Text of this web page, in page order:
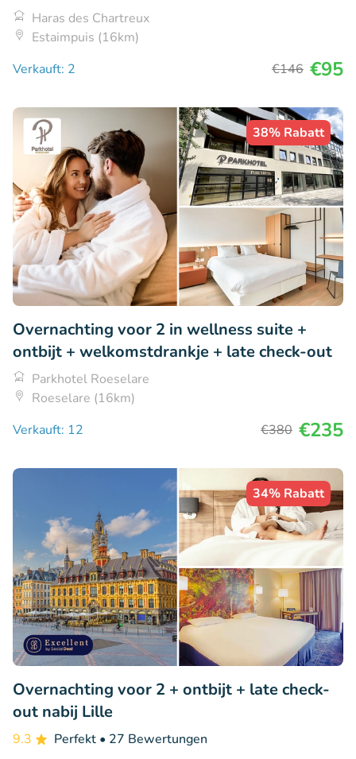
Haras des Chartreux
Estaimpuis (16km)
Verkauft: 2
€146 €95
38% Rabatt
Overnachting voor 2 in wellness suite +
ontbijt + welkomstdrankje + late check-out
Parkhotel Roeselare
Roeselare (16km)
Verkauft: 12
€380 €235
34% Rabatt
Overnachting voor 2 + ontbijt + late check-
out nabij Lille
9.3 Perfekt • 27 Bewertungen